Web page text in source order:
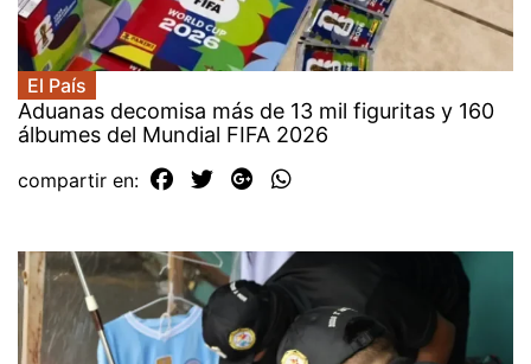
El País
Aduanas decomisa más de 13 mil figuritas y 160
álbumes del Mundial FIFA 2026
compartir en: